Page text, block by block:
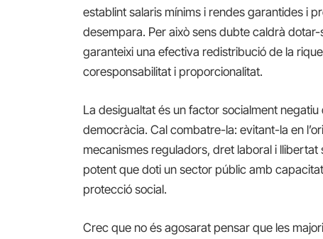
establint salaris mínims i rendes garantides i
desempara. Per això sens dubte caldrà
garanteixi una efectiva redistribució de la
coresponsabilitat i proporcionalitat.
La desigualtat és un factor socialment negatiu
democràcia. Cal combatre-la: evitant-la en
mecanismes reguladors, dret laboral i
potent que doti un sector públic amb
protecció social.
Crec que no és agosarat pensar que les